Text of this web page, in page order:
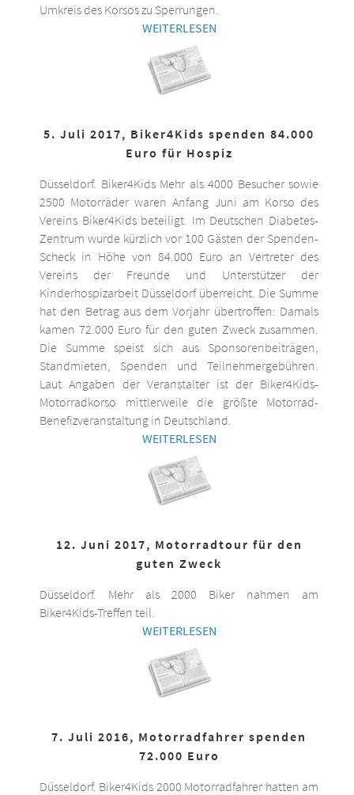
Umkreis des Korsos zu Sperrungen.
WEITERLESEN
5. Juli 2017, Biker4Kids spenden 84.000
Euro für Hospiz
Düsseldorf. Biker4Kids Mehr als 4000 Besucher sowie
2500 Motorräder waren Anfang Juni am Korso des
Vereins Biker4Kids beteiligt. Im Deutschen Diabetes-
Zentrum wurde kürzlich vor 100 Gästen der Spenden-
Scheck in Höhe von 84.000 Euro an Vertreter des
Vereins der Freunde und Unterstützer der
Kinderhospizarbeit Düsseldorf überreicht. Die Summe
hat den Betrag aus dem Vorjahr übertroffen: Damals
kamen 72.000 Euro für den guten Zweck zusammen.
Die Summe speist sich aus Sponsorenbeiträgen,
Standmieten, Spenden und Teilnehmergebühren.
Laut Angaben der Veranstalter ist der Biker4Kids-
Motorradkorso mittlerweile die größte Motorrad-
Benefizveranstaltung in Deutschland.
WEITERLESEN
12. Juni 2017, Motorradtour für den
guten Zweck
Düsseldorf. Mehr als 2000 Biker nahmen am
Biker4Kids-Treffen teil.
WEITERLESEN
7. Juli 2016, Motorradfahrer spenden
72.000 Euro
Düsseldorf. Biker4Kids 2000 Motorradfahrer hatten am